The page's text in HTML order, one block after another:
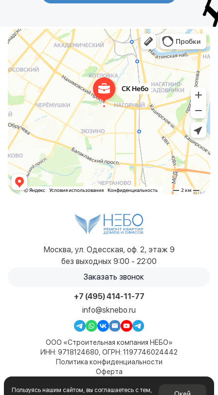
Москва, ул. Одесская, оф. 2, этаж 9
без выходных 9:00 - 22:00
Заказать звонок
+7 (495) 414-11-77
info@sknebo.ru
ООО «Строительная компания НЕБО»
ИНН: 9718124680, ОГРН: 1197746024442
Политика конфиденциальности
Оферта
© 2019-2026. Все права защищены. Сайт не является
Пользуясь нашим сайтом, вы соглашаетесь с тем,